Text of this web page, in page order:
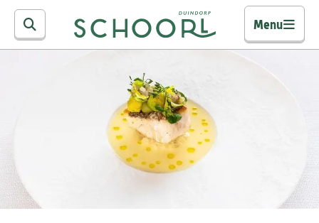
Menu